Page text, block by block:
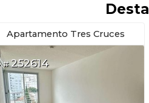
Apartamento Tres Cruces
#252614